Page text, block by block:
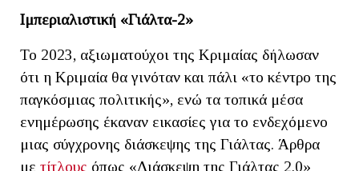
Ιμπεριαλιστική «Γιάλτα-2»
Το 2023, αξιωματούχοι της Κριμαίας δήλωσαν
ότι η Κριμαία θα γινόταν και πάλι «το κέντρο της
παγκόσμιας πολιτικής», ενώ τα τοπικά μέσα
ενημέρωσης έκαναν εικασίες για το ενδεχόμενο
μιας σύγχρονης διάσκεψης της Γιάλτας. Άρθρα
με τίτλους όπως «Διάσκεψη της Γιάλτας 2.0»